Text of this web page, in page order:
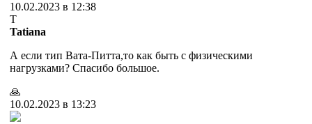
10.02.2023 в 12:38
T
Tatiana
А если тип Вата-Питта,то как быть с физическими
нагрузками? Спасибо большое.
🙏
10.02.2023 в 13:23